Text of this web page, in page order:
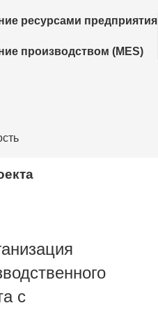
ресурсами предприятия
производством (MES)
с